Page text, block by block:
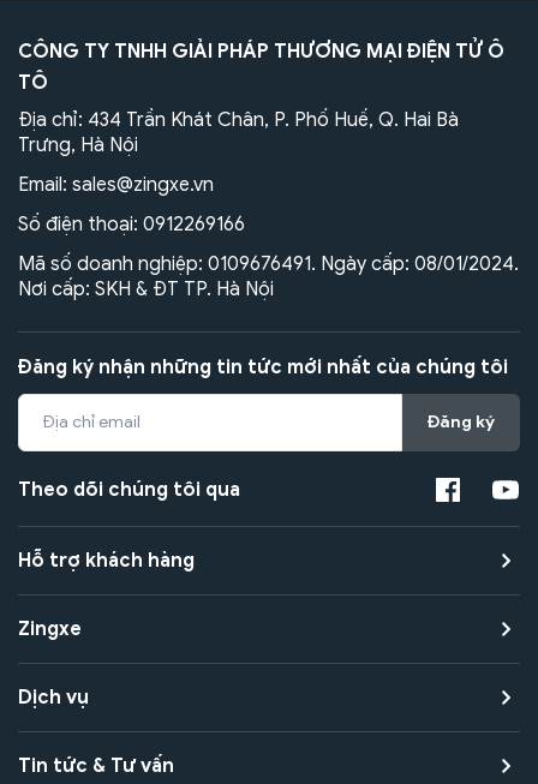
CÔNG TY TNHH GIẢI PHÁP THƯƠNG MẠI ĐIỆN TỬ Ô
TÔ
Địa chỉ: 434 Trần Khát Chân, P. Phố Huế, Q. Hai Bà
Trưng, Hà Nội
Email: sales@zingxe.vn
Số điện thoại: 0912269166
Mã số doanh nghiệp: 0109676491. Ngày cấp: 08/01/2024.
Nơi cấp: SKH & ĐT TP. Hà Nội
Đăng ký nhận những tin tức mới nhất của chúng tôi
Đăng ký
Theo dõi chúng tôi qua
Hỗ trợ khách hàng
Zingxe
Dịch vụ
Tin tức & Tư vấn